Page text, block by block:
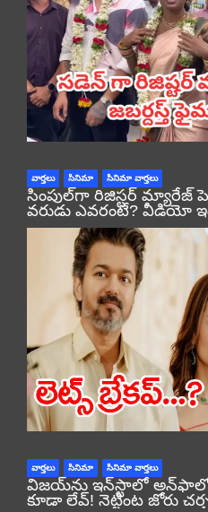
వార్తలు సినిమా సినిమా వార్తలు
సింపుల్‌గా రిజిస్టర్‌ మ్యారేజ్
వరుడు ఎవరంటే? వీడియో
వార్తలు సినిమా సినిమా వార్తలు
విజయ్‌ను ఇన్‌స్టాలో అన్‌ఫాలో
కూడా లేవ్! నెట్టింట జోరు